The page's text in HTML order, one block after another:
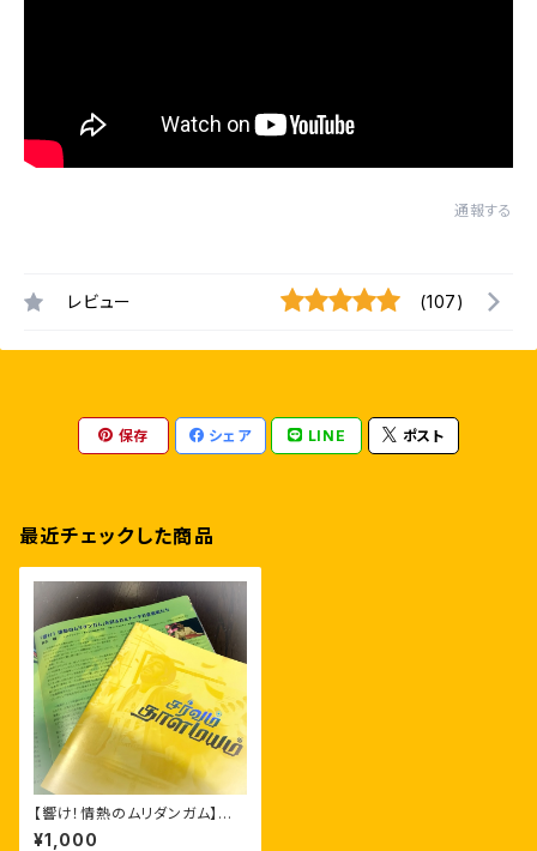
通報する
レビュー (107)
保存 シェア LINE ポスト
最近チェックした商品
【響け！情熱のムリダンガム】映
画パンフレット
¥1,000